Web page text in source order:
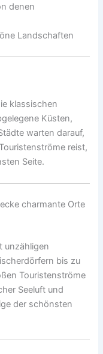
denen
Landschaften
klassischen
Küsten,
warten darauf,
reist,
Seite.
charmante Orte
unzähligen
bis zu
Touristenströme
Seeluft und
der schönsten